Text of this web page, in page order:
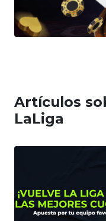
Artículos
LaLiga